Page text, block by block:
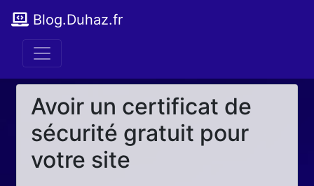
Blog.Duhaz.fr
Avoir un certificat de
sécurité gratuit pour
votre site